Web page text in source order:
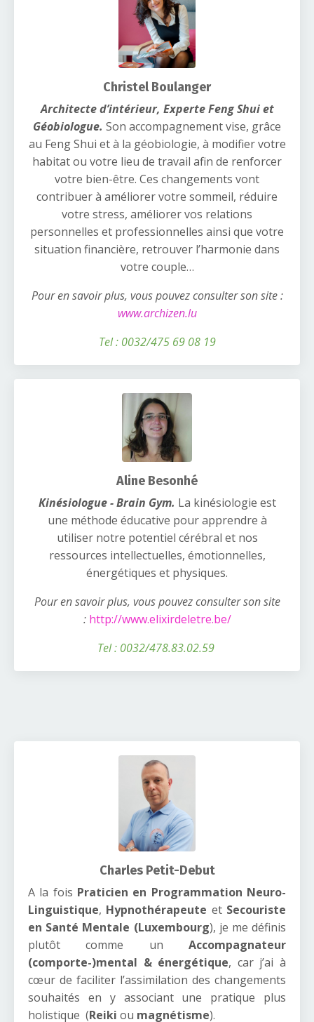
Christel Boulanger
Architecte d’intérieur, Experte Feng Shui et
Géobiologue. Son accompagnement vise, grâce
au Feng Shui et à la géobiologie, à modifier votre
habitat ou votre lieu de travail afin de renforcer
votre bien-être. Ces changements vont
contribuer à améliorer votre sommeil, réduire
votre stress, améliorer vos relations
personnelles et professionnelles ainsi que votre
situation financière, retrouver l’harmonie dans
votre couple…
Pour en savoir plus, vous pouvez consulter son site :
www.archizen.lu
Tel : 0032/475 69 08 19
Aline Besonhé
Kinésiologue - Brain Gym. La kinésiologie est
une méthode éducative pour apprendre à
utiliser notre potentiel cérébral et nos
ressources intellectuelles, émotionnelles,
énergétiques et physiques.
Pour en savoir plus, vous pouvez consulter son site
: http://www.elixirdeletre.be/
Tel : 0032/478.83.02.59
Charles Petit-Debut
A la fois Praticien en Programmation Neuro-
Linguistique, Hypnothérapeute et Secouriste
en Santé Mentale (Luxembourg), je me définis
plutôt comme un Accompagnateur
(comporte-)mental & énergétique, car j’ai à
cœur de faciliter l’assimilation des changements
souhaités en y associant une pratique plus
holistique (Reiki ou magnétisme).